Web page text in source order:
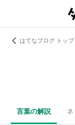
はてなブログ トップ
言葉の解説